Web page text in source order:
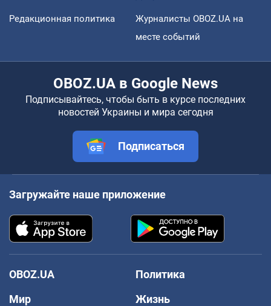
Редакционная политика
Журналисты OBOZ.UA на
месте событий
OBOZ.UA в Google News
Подписывайтесь, чтобы быть в курсе последних
новостей Украины и мира сегодня
Подписаться
Загружайте наше приложение
OBOZ.UA
Политика
Мир
Жизнь